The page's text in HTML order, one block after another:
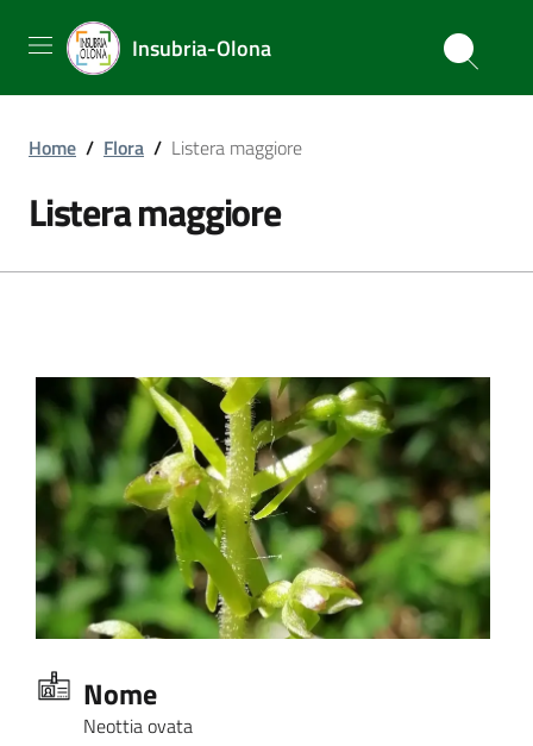
Insubria-Olona
Home / Flora / Listera maggiore
Listera maggiore
Nome
Neottia ovata